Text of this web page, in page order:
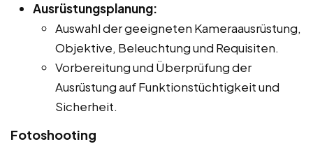
Ausrüstungsplanung:
Auswahl der geeigneten Kameraausrüstung,
Objektive, Beleuchtung und Requisiten.
Vorbereitung und Überprüfung der
Ausrüstung auf Funktionstüchtigkeit und
Sicherheit.
Fotoshooting